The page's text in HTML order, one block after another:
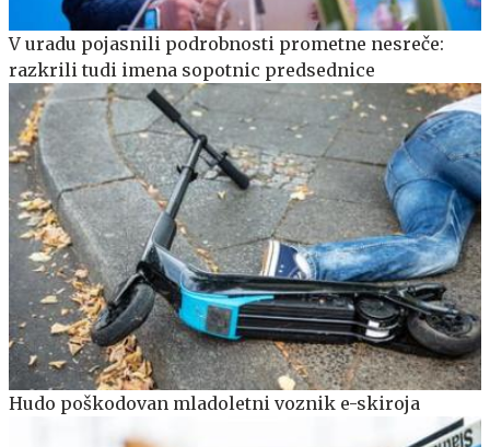
V uradu pojasnili podrobnosti prometne nesreče:
razkrili tudi imena sopotnic predsednice
Hudo poškodovan mladoletni voznik e-skiroja